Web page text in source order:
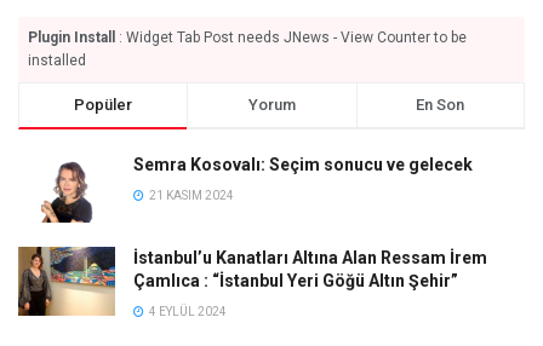
Plugin Install
: Widget Tab Post needs JNews - View Counter to be
installed
Popüler Yorum En Son
Semra Kosovalı: Seçim sonucu ve gelecek
21 KASIM 2024
İstanbul’u Kanatları Altına Alan Ressam İrem
Çamlıca : “İstanbul Yeri Göğü Altın Şehir”
4 EYLÜL 2024